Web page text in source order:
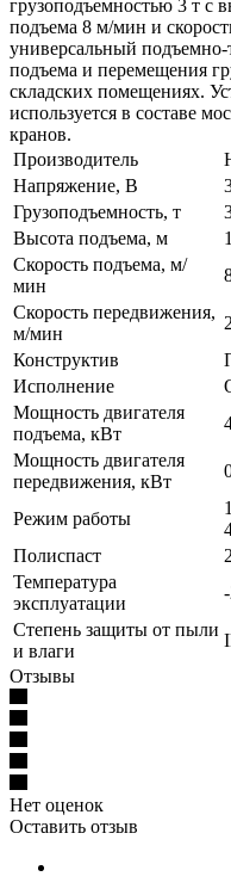
грузоподъемностью 3 т с
подъема 8 м/мин и
универсальный
подъема и перемещения
складских помещениях.
используется в составе
кранов.
Производитель
Напряжение, В
Грузоподъемность, т
Высота подъема, м
Скорость подъема, м/
мин
Скорость передвижения,
м/мин
Конструктив
Исполнение
Мощность двигателя
подъема, кВт
Мощность двигателя
передвижения, кВт
Режим работы
Полиспаст
Температура
эксплуатации
Степень защиты от пыли
и влаги
Отзывы
Нет оценок
Оставить отзыв